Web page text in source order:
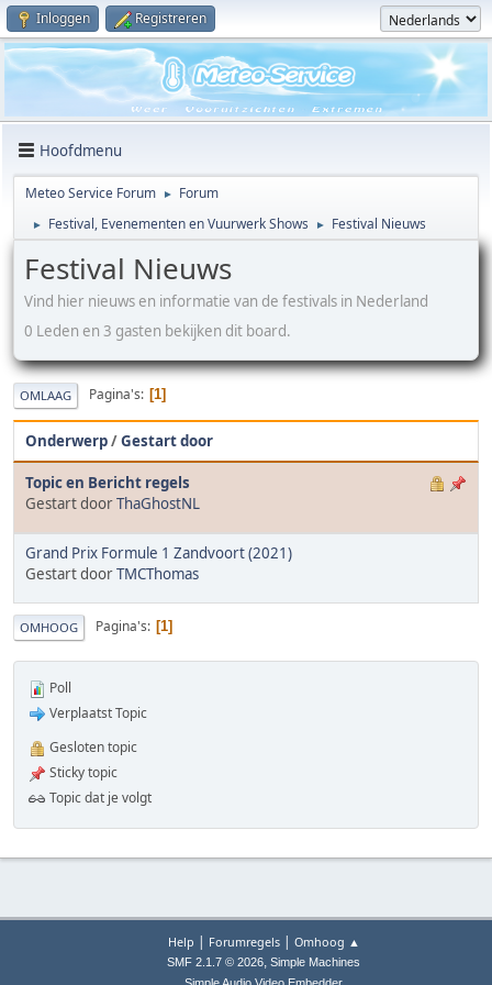
Inloggen Registreren
Hoofdmenu
Meteo Service Forum ► Forum
► Festival, Evenementen en Vuurwerk Shows ► Festival Nieuws
Festival Nieuws
Vind hier nieuws en informatie van de festivals in Nederland
0 Leden en 3 gasten bekijken dit board.
OMLAAG Pagina's 1
Onderwerp/Gestart door
Topic en Bericht regels
Gestart doorThaGhostNL
Grand Prix Formule 1 Zandvoort (2021)
Gestart doorTMCThomas
OMHOOG Pagina's 1
Poll
Verplaatst Topic
Gesloten topic
Sticky topic
Topic dat je volgt
Help | Forumregels| Omhoog ▲
SMF 2.1.7 © 2026, Simple Machines